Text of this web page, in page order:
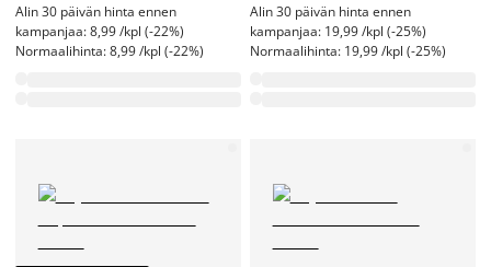
Alin 30 päivän hinta ennen
kampanjaa: 8,99 /kpl (-22%)
Normaalihinta: 8,99 /kpl (-22%)
Alin 30 päivän hinta ennen
kampanjaa: 19,99 /kpl (-25%)
Normaalihinta: 19,99 /kpl (-25%)